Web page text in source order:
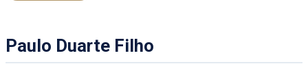
Paulo Duarte Filho